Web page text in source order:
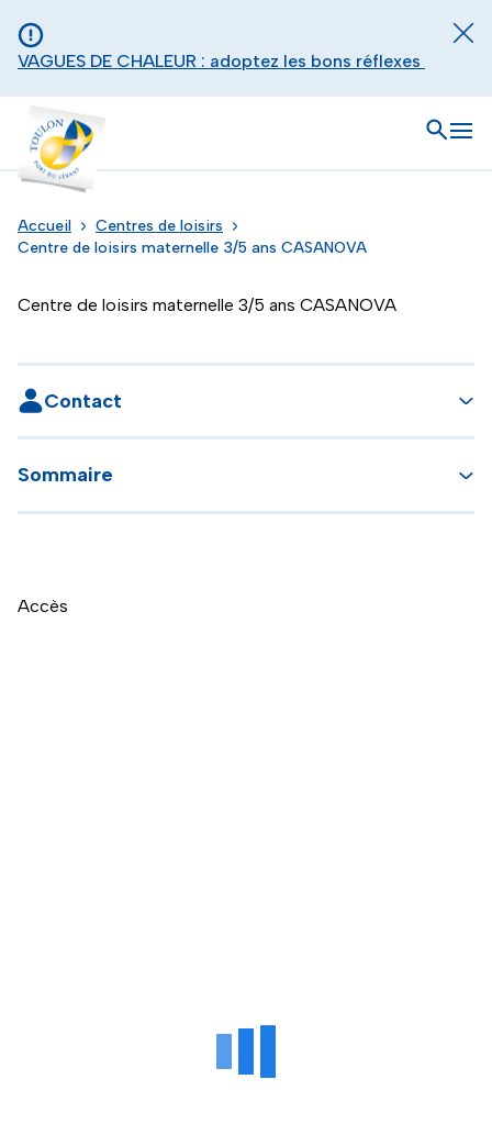
VAGUES DE CHALEUR : adoptez les bons réflexes
Toulon - Port du levant, retour à l'accueil
Ouvrir
Accueil
Centres de loisirs
Centre de loisirs maternelle 3/5 ans CASANOVA
Centre de loisirs maternelle 3/5 ans CASANOVA
Contact
Sommaire
Accès